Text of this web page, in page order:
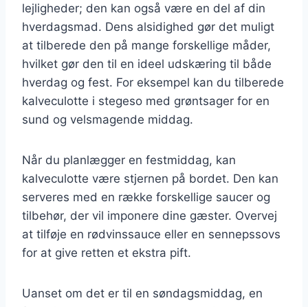
lejligheder; den kan også være en del af din
hverdagsmad. Dens alsidighed gør det muligt
at tilberede den på mange forskellige måder,
hvilket gør den til en ideel udskæring til både
hverdag og fest. For eksempel kan du tilberede
kalveculotte i stegeso med grøntsager for en
sund og velsmagende middag.
Når du planlægger en festmiddag, kan
kalveculotte være stjernen på bordet. Den kan
serveres med en række forskellige saucer og
tilbehør, der vil imponere dine gæster. Overvej
at tilføje en rødvinssauce eller en sennepssovs
for at give retten et ekstra pift.
Uanset om det er til en søndagsmiddag, en